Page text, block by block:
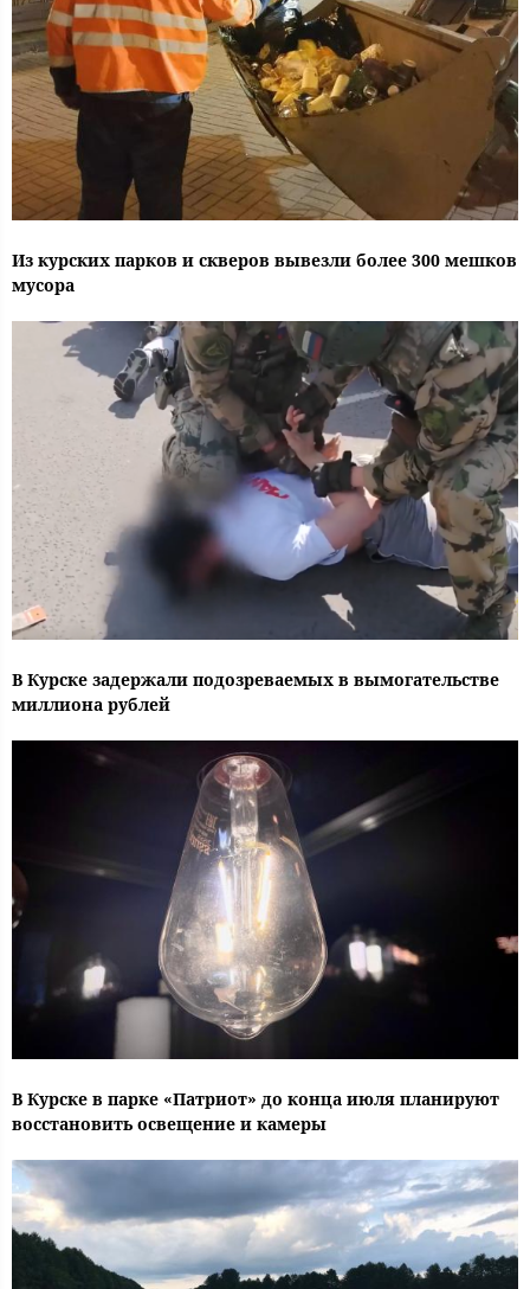
Из курских парков и скверов вывезли более 300 мешков
мусора
В Курске задержали подозреваемых в вымогательстве
миллиона рублей
В Курске в парке «Патриот» до конца июля планируют
восстановить освещение и камеры